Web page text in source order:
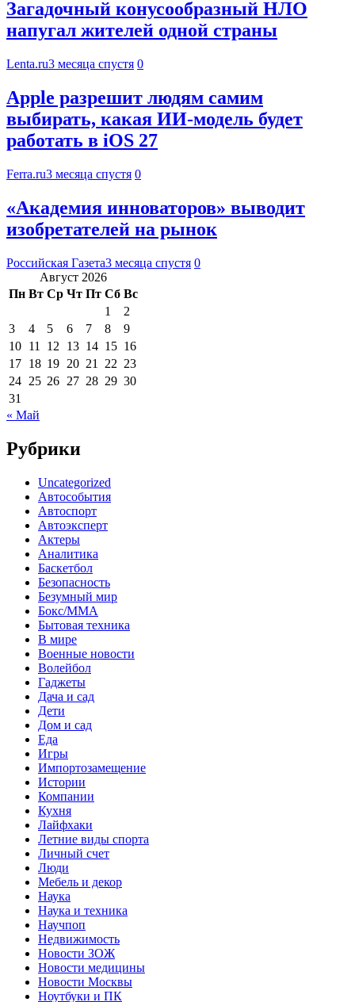
Загадочный конусообразный НЛО
напугал жителей одной страны
Lenta.ru3 месяца спустя 0
Apple разрешит людям самим
выбирать, какая ИИ-модель будет
работать в iOS 27
Ferra.ru3 месяца спустя 0
«Академия инноваторов» выводит
изобретателей на рынок
Российская Газета3 месяца спустя 0
Август 2026
Пн Вт Ср Чт Пт Сб Вс
1
2
3
4 5 6 7 8
9
10 11 12 13 14 15 16
17 18 19 20 21 22 23
24 25 26 27 28 29 30
31
« Май
Рубрики
Uncategorized
Автособытия
Автоспорт
Автоэксперт
Актеры
Аналитика
Баскетбол
Безопасность
Безумный мир
Бокс/MMA
Бытовая техника
В мире
Военные новости
Волейбол
Гаджеты
Дача и сад
Дети
Дом и сад
Еда
Игры
Импортозамещение
Истории
Компании
Кухня
Лайфхаки
Летние виды спорта
Личный счет
Люди
Мебель и декор
Наука
Наука и техника
Научпоп
Недвижимость
Новости ЗОЖ
Новости медицины
Новости Москвы
Ноутбуки и ПК